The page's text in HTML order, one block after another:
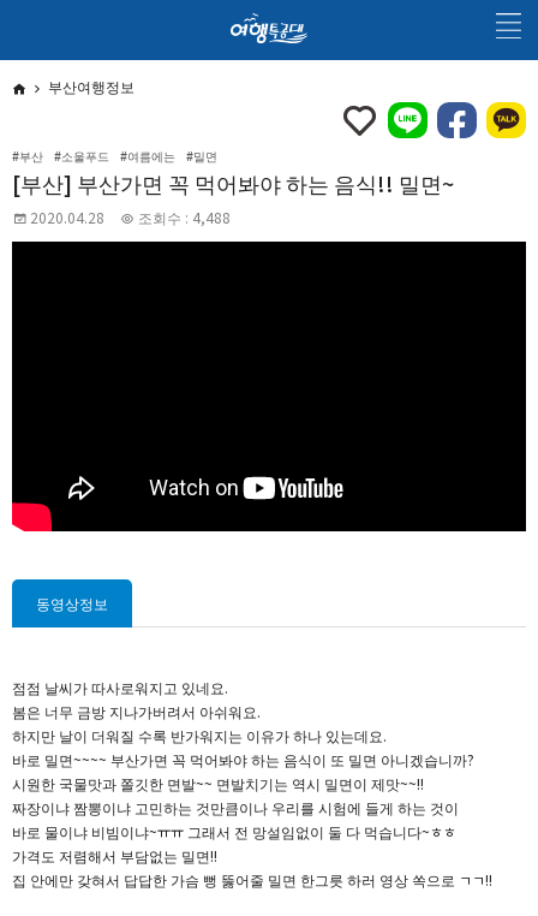
부산여행정보
#부산 #소울푸드 #여름에는 #밀면
[부산] 부산가면 꼭 먹어봐야 하는 음식!! 밀면~
2020.04.28 조회수 : 4,488
동영상정보
점점 날씨가 따사로워지고 있네요.
봄은 너무 금방 지나가버려서 아쉬워요.
하지만 날이 더워질 수록 반가워지는 이유가 하나 있는데요.
바로 밀면~~~~ 부산가면 꼭 먹어봐야 하는 음식이 또 밀면 아니겠습니까?
시원한 국물맛과 쫄깃한 면발~~ 면발치기는 역시 밀면이 제맛~~!!
짜장이냐 짬뽕이냐 고민하는 것만큼이나 우리를 시험에 들게 하는 것이
바로 물이냐 비빔이냐~ㅠㅠ 그래서 전 망설임없이 둘 다 먹습니다~ㅎㅎ
가격도 저렴해서 부담없는 밀면!!
집 안에만 갖혀서 답답한 가슴 뻥 뚫어줄 밀면 한그릇 하러 영상 쏙으로 ㄱㄱ!!